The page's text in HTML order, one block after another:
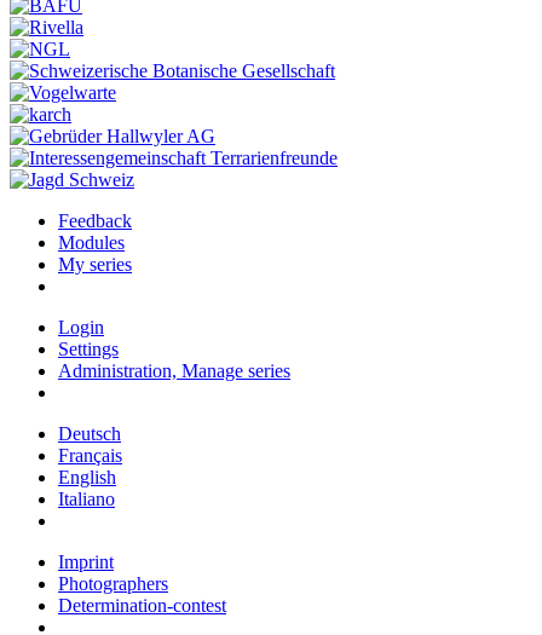
Feedback
Modules
My series
Login
Settings
Administration, Manage series
Deutsch
Français
English
Italiano
Imprint
Photographers
Determination-contest